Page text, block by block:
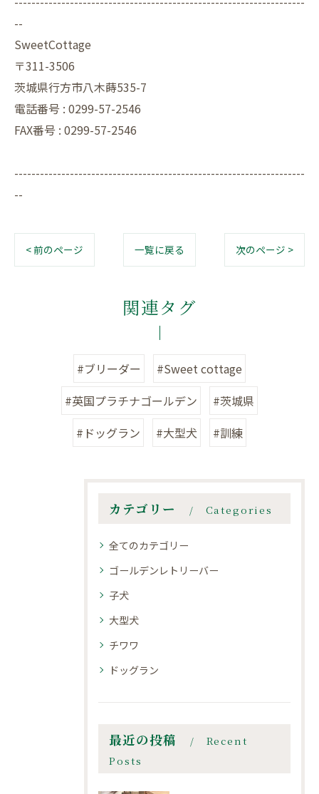
--
SweetCottage
〒311-3506
茨城県行方市八木蒔535-7
電話番号 : 0299-57-2546
FAX番号 : 0299-57-2546
--------------------------------------------------------------------
--
< 前のページ 一覧に戻る 次のページ >
関連タグ
#ブリーダー
#Sweet cottage
#英国プラチナゴールデン
#茨城県
#ドッグラン
#大型犬 #訓練
カテゴリー Categories
全てのカテゴリー
ゴールデンレトリーバー
子犬
大型犬
チワワ
ドッグラン
最近の投稿
Recent
Posts